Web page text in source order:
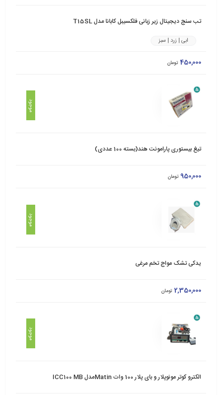
تب سنج دیجیتال زیر زبانی فلکسیبل کابانا مدل T15SL
ابی | زرد | سبز
450,000 تومان
موجود
تیغ بیستوری پارامونت هند(بسته 100 عددی)
950,000 تومان
موجود
یدکی تشک مواج تخم مرغی
2,350,000 تومان
موجود
الکترو کوتر مونوپلار و بای پلار 100 وات Matinمدل ICC100 MB